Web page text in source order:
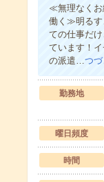
≪無理なくお
働く≫明るす
ての仕事だ
ています！
の派遣…つ
勤務地
曜日頻度
時間